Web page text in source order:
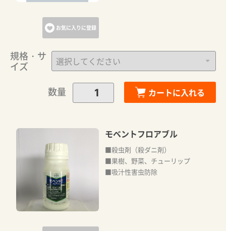
お気に入りに登録
規格・サ
イズ
数量
カートに入れる
モベントフロアブル
■殺虫剤（殺ダニ剤）
■果樹、野菜、チューリップ
■吸汁性害虫防除